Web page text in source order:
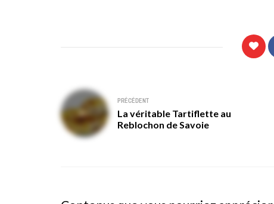
Navigation
de
l’article
PRÉCÉDENT
La véritable Tartiflette au
Reblochon de Savoie